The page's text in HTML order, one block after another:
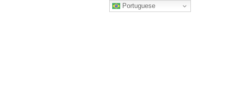
Portuguese